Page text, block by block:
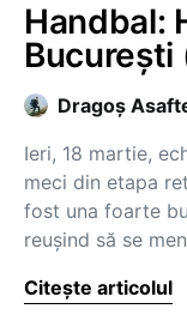
Handbal:
Bucureşti
Dragoş
Ieri, 18 martie,
meci din etapa
fost una foarte
reuşind să se
Citește articolul